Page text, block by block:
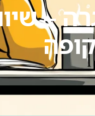
–